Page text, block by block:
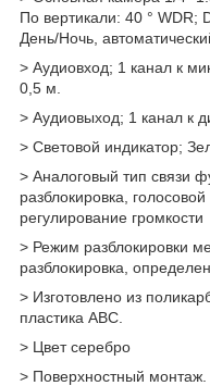
По вертикали: 40 ° WDR;
День/Ночь,
> Аудиовход; 1 канал к
0,5 м.
> Аудиовыход; 1 канал к
> Световой индикатор;
> Аналоговый тип связи
разблокировка,
регулирование громкости
> Режим разблокировки
разблокировка,
> Изготовлено из
пластика ABC.
> Цвет серебро
> Поверхностный